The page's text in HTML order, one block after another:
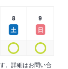
8
土
9
日
。詳細はお問い合